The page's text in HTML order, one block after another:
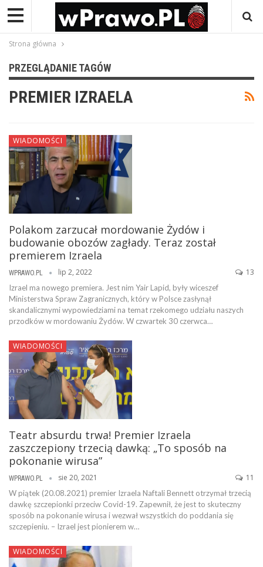
Strona główna
PRZEGLĄDANIE TAGÓW
PREMIER IZRAELA
WIADOMOŚCI
Polakom zarzucał mordowanie Żydów i
budowanie obozów zagłady. Teraz został
premierem Izraela
WPRAWO.PL lip 2, 2022 13
Izrael ma nowego premiera. Jest nim Yair Lapid, były wiceszef
Ministerstwa Spraw Zagranicznych, który w Polsce zasłynął
skandalicznymi wypowiedziami na temat rzekomego udziału naszych
przodków w mordowaniu Żydów. W czwartek 30 czerwca…
WIADOMOŚCI
Teatr absurdu trwa! Premier Izraela
zaszczepiony trzecią dawką: „To sposób na
pokonanie wirusa”
WPRAWO.PL sie 20, 2021 11
W piątek (20.08.2021) premier Izraela Naftali Bennett otrzymał trzecią
dawkę szczepionki przeciw Covid-19. Zapewnił, że jest to skuteczny
sposób na pokonanie wirusa i wezwał wszystkich do poddania się
szczepieniu. – Izrael jest pionierem w…
WIADOMOŚCI